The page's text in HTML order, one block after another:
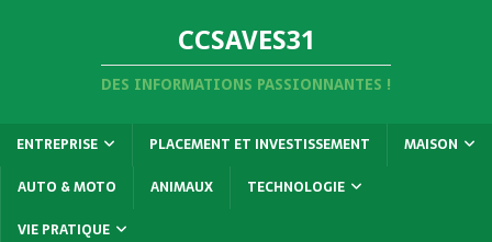
CCSAVES31
DES INFORMATIONS PASSIONNANTES !
ENTREPRISE PLACEMENT ET INVESTISSEMENT
MAISON
AUTO & MOTO
ANIMAUX
TECHNOLOGIE
VIE PRATIQUE